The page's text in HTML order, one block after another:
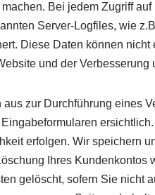
Bei jedem Zugriff
Server-Logfiles, wie
Diese Daten können
und der Verbesserung
zur Durchführung eines
erfolgen. Wir speichern
Ihres Kundenkontos
gelöscht, sofern Sie nicht